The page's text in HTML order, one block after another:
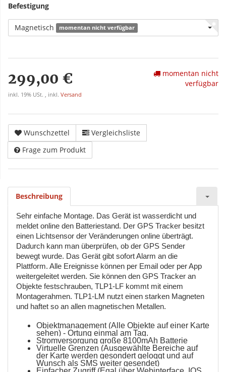
Befestigung
Magnetisch momentan nicht verfügbar
299,00 €
inkl. 19% USt. , inkl. Versand
momentan nicht
verfügbar
Wunschzettel
Vergleichsliste
Frage zum Produkt
Beschreibung
Sehr einfache Montage. Das Gerät ist wasserdicht und
meldet online den Batteriestand. Der GPS Tracker besitzt
einen Lichtsensor der Veränderungen online überträgt.
Dadurch kann man überprüfen, ob der GPS Sender
bewegt wurde. Das Gerät gibt sofort Alarm an die
Plattform. Alle Ereignisse können per Email oder per App
weitergeleitet werden. Sie können den GPS Tracker an
Objekte festschrauben, TLP1-LF kommt mit einem
Montagerahmen. TLP1-LM nutzt einen starken Magneten
und haftet so an allen magnetischen Metallen.
Objektmanagement (Alle Objekte auf einer Karte
sehen) - Ortung einmal am Tag.
Stromversorgung große 8100mAh Batterie
Virtuelle Grenzen (Ausgewählte Bereiche auf
der Karte werden gesondert geloggt und auf
Wunsch als SMS weiter gesendet)